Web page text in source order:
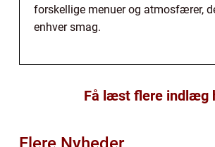
forskellige menuer og atmosfærer,
enhver smag.
Få læst flere indlæg